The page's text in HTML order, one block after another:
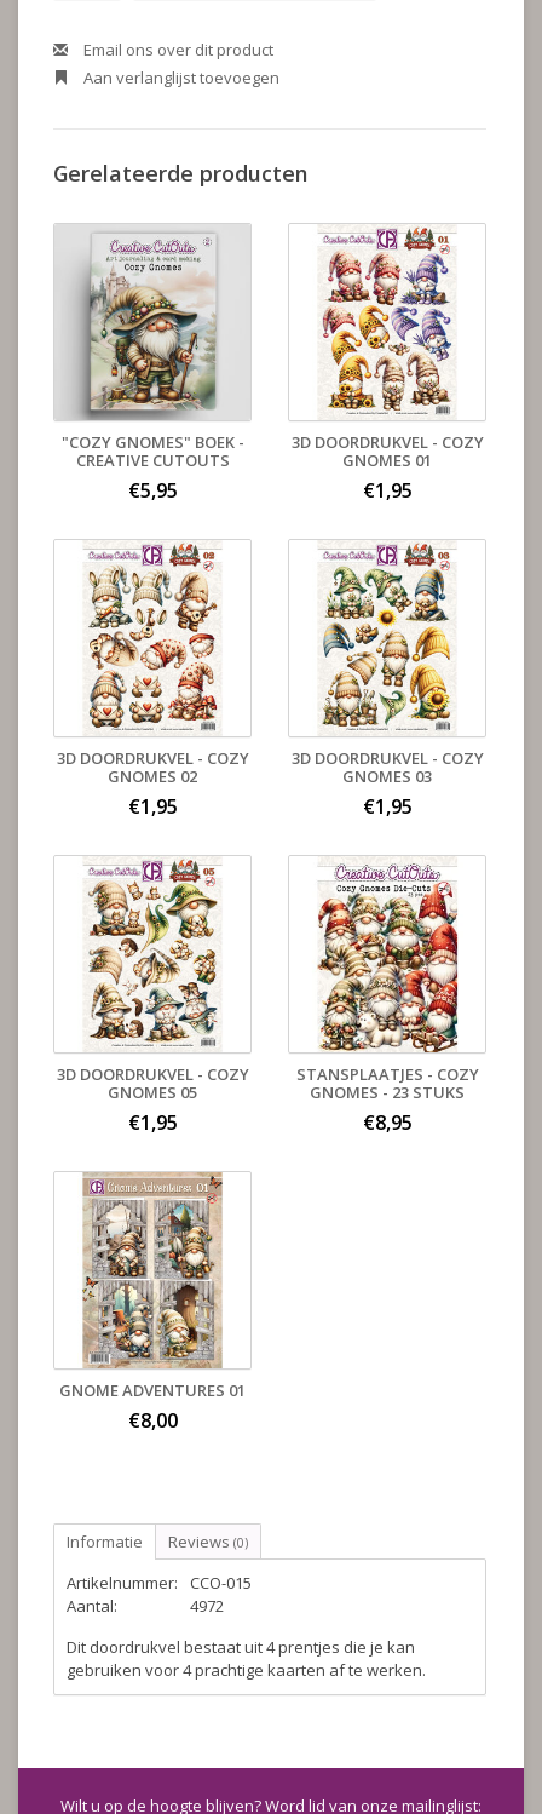
Email ons over dit product
Aan verlanglijst toevoegen
Gerelateerde producten
"COZY GNOMES" BOEK -
CREATIVE CUTOUTS
€5,95
3D DOORDRUKVEL - COZY
GNOMES 01
€1,95
3D DOORDRUKVEL - COZY
GNOMES 02
€1,95
3D DOORDRUKVEL - COZY
GNOMES 03
€1,95
3D DOORDRUKVEL - COZY
GNOMES 05
€1,95
STANSPLAATJES - COZY
GNOMES - 23 STUKS
€8,95
GNOME ADVENTURES 01
€8,00
Informatie Reviews (0)
Artikelnummer:
CCO-015
Aantal:
4972
Dit doordrukvel bestaat uit 4 prentjes die je kan
gebruiken voor 4 prachtige kaarten af te werken.
Wilt u op de hoogte blijven? Word lid van onze mailinglijst: